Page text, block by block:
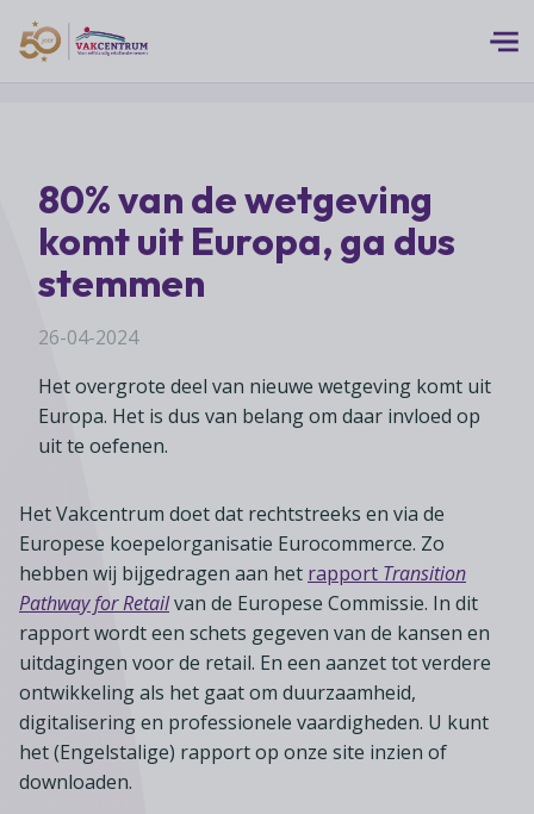
A-Z
Agenda
Contact
Inloggen
Zoeken
MEERwaarde
Assortiment
Digitalisering
Innovatie
Klanten
Werkgeverschap
Branches
Branches overzicht
Biologische speciaalzaken
Drogisterijen
Huishoudelijke artikelenzaken
Koken en tafelen
Zoetwarenwinkels
Speelgoed, hobby- en feestartikelen
Branchecijfers
Advies
Advies overzicht
Bedrijfsjuridisch advies
Bedrijfseconomisch advies
Verenigingsondersteuning
Fiscaal advies
Tarieven en voorwaarden
Vakcentrum Expertise overzicht
Advies
Diensten
Kennis & inspiratie
Ledenvoordeel
Publicatieoverzicht
Over Vakcentrum
Lid worden
Besturen
Statuten
Ons team
Vacatures
Partners
Jaarverslag
80% van de wetgeving
komt uit Europa, ga dus
stemmen
26-04-2024
Het overgrote deel van nieuwe wetgeving komt uit
Europa. Het is dus van belang om daar invloed op
uit te oefenen.
Het Vakcentrum doet dat rechtstreeks en via de
Europese koepelorganisatie Eurocommerce. Zo
hebben wij bijgedragen aan het rapport Transition
Pathway for Retailvan de Europese Commissie. In dit
rapport wordt een schets gegeven van de kansen en
uitdagingen voor de retail. En een aanzet tot verdere
ontwikkeling als het gaat om duurzaamheid,
digitalisering en professionele vaardigheden. U kunt
het (Engelstalige) rapport op onze site inzien of
downloaden.